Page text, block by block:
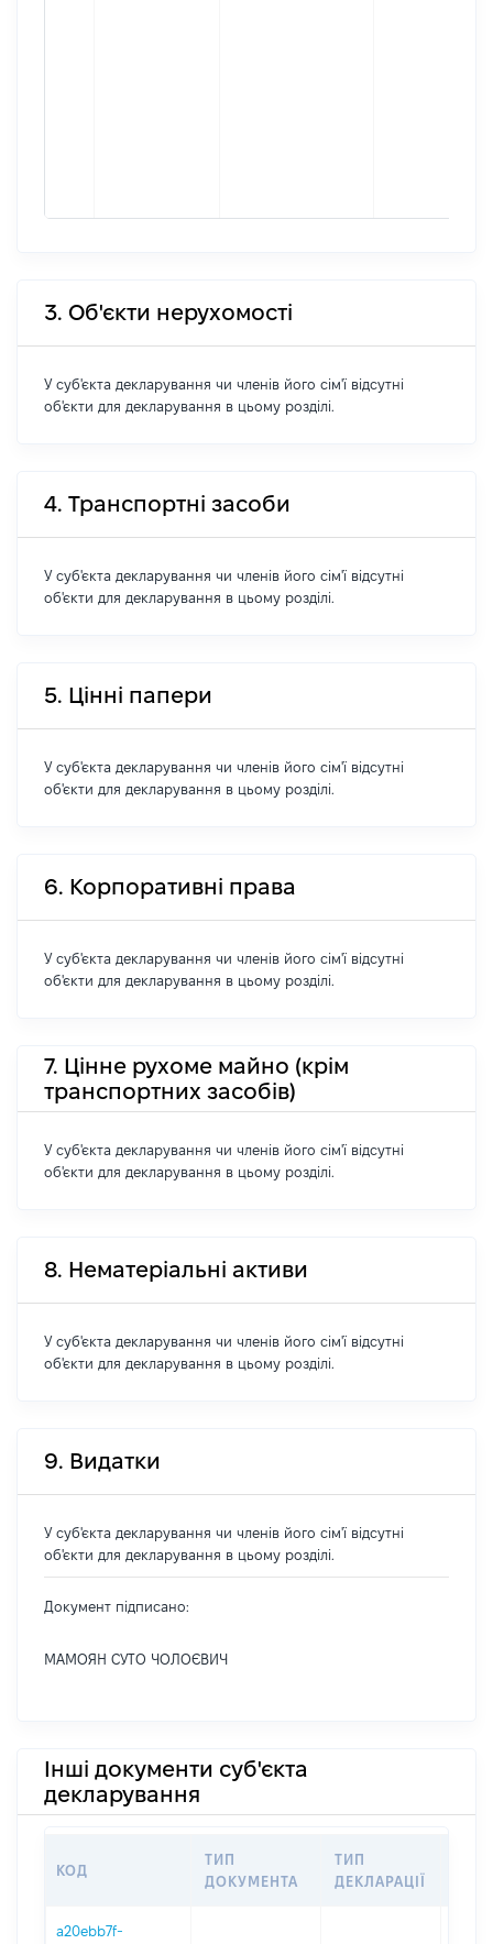
3. Об'єкти нерухомості
У суб'єкта декларування чи членів його сім'ї відсутні
об'єкти для декларування в цьому розділі.
4. Транспортні засоби
У суб'єкта декларування чи членів його сім'ї відсутні
об'єкти для декларування в цьому розділі.
5. Цінні папери
У суб'єкта декларування чи членів його сім'ї відсутні
об'єкти для декларування в цьому розділі.
6. Корпоративні права
У суб'єкта декларування чи членів його сім'ї відсутні
об'єкти для декларування в цьому розділі.
7. Цінне рухоме майно (крім
транспортних засобів)
У суб'єкта декларування чи членів його сім'ї відсутні
об'єкти для декларування в цьому розділі.
8. Нематеріальні активи
У суб'єкта декларування чи членів його сім'ї відсутні
об'єкти для декларування в цьому розділі.
9. Видатки
У суб'єкта декларування чи членів його сім'ї відсутні
об'єкти для декларування в цьому розділі.
Документ підписано:
МАМОЯН СУТО ЧОЛОЄВИЧ
Інші документи суб'єкта
декларування
КОД
ТИП
ДОКУМЕНТА
ТИП
ДЕКЛАРАЦІЇ
a20ebb7f-